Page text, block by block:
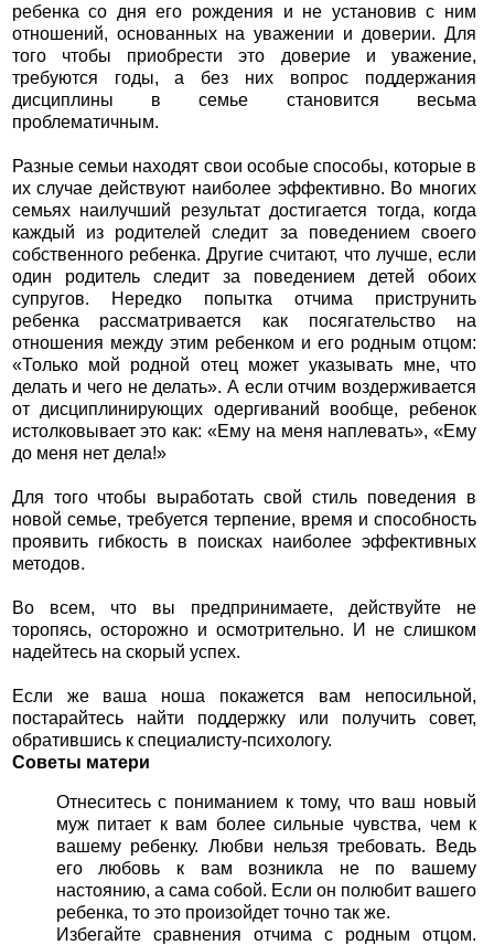
ребенка со дня его рождения и не установив с ним
отношений, основанных на уважении и доверии. Для
того чтобы приобрести это доверие и уважение,
требуются годы, а без них вопрос поддержания
дисциплины в семье становится весьма
проблематичным.
Разные семьи находят свои особые способы, которые в
их случае действуют наиболее эффективно. Во многих
семьях наилучший результат достигается тогда, когда
каждый из родителей следит за поведением своего
собственного ребенка. Другие считают, что лучше, если
один родитель следит за поведением детей обоих
супругов. Нередко попытка отчима приструнить
ребенка рассматривается как посягательство на
отношения между этим ребенком и его родным отцом:
«Только мой родной отец может указывать мне, что
делать и чего не делать». А если отчим воздерживается
от дисциплинирующих одергиваний вообще, ребенок
истолковывает это как: «Ему на меня наплевать», «Ему
до меня нет дела!»
Для того чтобы выработать свой стиль поведения в
новой семье, требуется терпение, время и способность
проявить гибкость в поисках наиболее эффективных
методов.
Во всем, что вы предпринимаете, действуйте не
торопясь, осторожно и осмотрительно. И не слишком
надейтесь на скорый успех.
Если же ваша ноша покажется вам непосильной,
постарайтесь найти поддержку или получить совет,
обратившись к специалисту-психологу.
Советы матери
Отнеситесь с пониманием к тому, что ваш новый
муж питает к вам более сильные чувства, чем к
вашему ребенку. Любви нельзя требовать. Ведь
его любовь к вам возникла не по вашему
настоянию, а сама собой. Если он полюбит вашего
ребенка, то это произойдет точно так же.
Избегайте сравнения отчима с родным отцом.